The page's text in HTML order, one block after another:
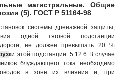
магистральные. Общие
(5). ГОСТ Р 51164-98
системы дренажной защиты,
одной тяговой подстанции
не должен превышать 20 %
ки этой подстанции. 5.12.6 В случае
блуждающего тока необходимо
в зоне их влияния и, при